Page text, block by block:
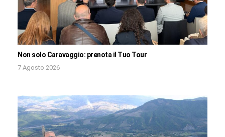
Non solo Caravaggio: prenota il Tuo Tour
7 Agosto 2026